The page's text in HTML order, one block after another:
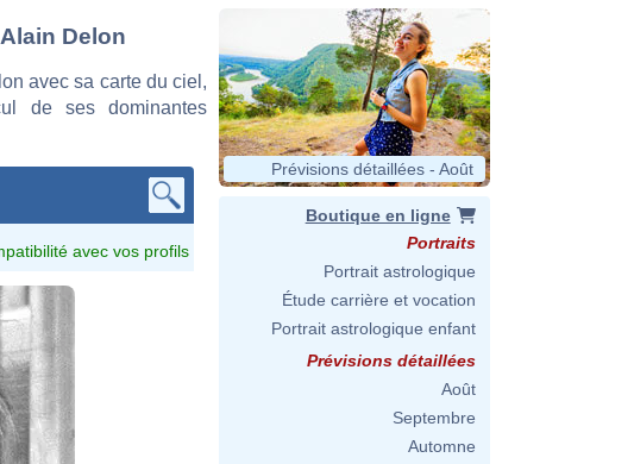
Delon
avec sa carte du ciel,
de ses dominantes
avec vos profils
Prévisions détaillées - Août
Boutique en ligne
Portraits
Portrait astrologique
Étude carrière et vocation
Portrait astrologique enfant
Prévisions détaillées
Août
Septembre
Automne